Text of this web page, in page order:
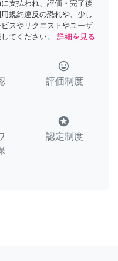
支払われ、評価・完了後
規約違反の恐れや、少し
スやリクエストやユーザ
てください。
詳細を見る
tag_faces
評価制度
stars
認定制度